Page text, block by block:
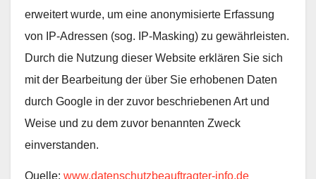
erweitert wurde, um eine anonymisierte Erfassung
von IP-Adressen (sog. IP-Masking) zu gewährleisten.
Durch die Nutzung dieser Website erklären Sie sich
mit der Bearbeitung der über Sie erhobenen Daten
durch Google in der zuvor beschriebenen Art und
Weise und zu dem zuvor benannten Zweck
einverstanden.
Quelle: www.datenschutzbeauftragter-info.de